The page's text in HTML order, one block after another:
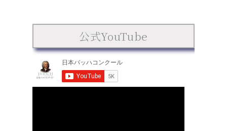
公式YouTube